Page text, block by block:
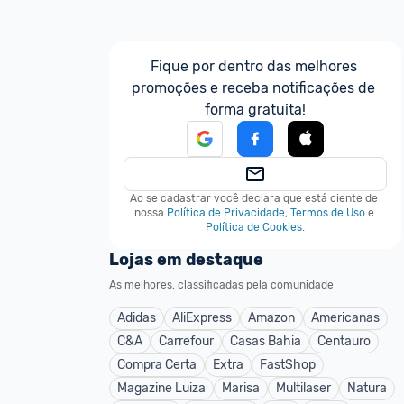
Fique por dentro das melhores
promoções e receba notificações de
forma gratuita!
Ao se cadastrar você declara que está ciente de
nossa Política de Privacidade, Termos de Uso e
Política de Cookies.
Lojas em destaque
As melhores, classificadas pela comunidade
Adidas AliExpress Amazon
Americanas
C&A
Carrefour Casas Bahia
Centauro
Compra Certa
Extra
FastShop
Magazine Luiza
Marisa Multilaser
Natura